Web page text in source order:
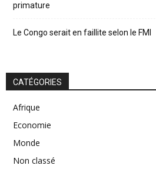
primature
Le Congo serait en faillite selon le FMI
CATÉGORIES
Afrique
Economie
Monde
Non classé